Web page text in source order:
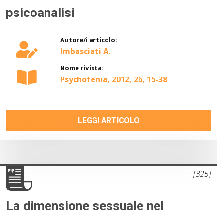
psicoanalisi
Autore/i articolo:
Imbasciati A.
Nome rivista:
Psychofenia, 2012, 26, 15-38
LEGGI ARTICOLO
La dimensione sessuale nel
[325]